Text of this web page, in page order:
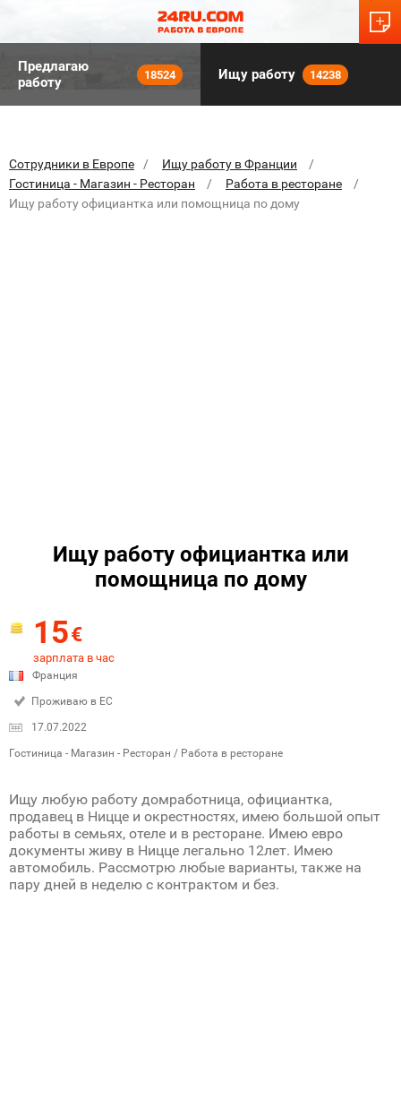
Предлагаю
работу
18524 Ищу работу 14238
Сотрудники в Европе
Ищу работу в Франции
Гостиница - Магазин - Ресторан
Работа в ресторане
Ищу работу официантка или помощница по дому
Ищу работу официантка или
помощница по дому
15€
зарплата в час
Франция
Проживаю в ЕС
17.07.2022
Гостиница - Магазин - Ресторан / Работа в ресторане
Ищу любую работу домработница, официантка,
продавец в Ницце и окрестностях, имею большой опыт
работы в семьях, отеле и в ресторане. Имею евро
документы живу в Ницце легально 12лет. Имею
автомобиль. Рассмотрю любые варианты, также на
пару дней в неделю с контрактом и без.